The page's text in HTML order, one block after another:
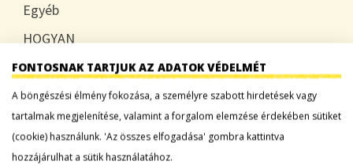
Egyéb
HOGYAN
TUDATOSAN
LEGFRISSEBB BEJEGYZÉSEK
FONTOSNAK TARTJUK AZ ADATOK VÉDELMÉT
A böngészési élmény fokozása, a személyre szabott hirdetések vagy
tartalmak megjelenítése, valamint a forgalom elemzése érdekében sütiket
(cookie) használunk. 'Az összes elfogadása' gombra kattintva
hozzájárulhat a sütik használatához.